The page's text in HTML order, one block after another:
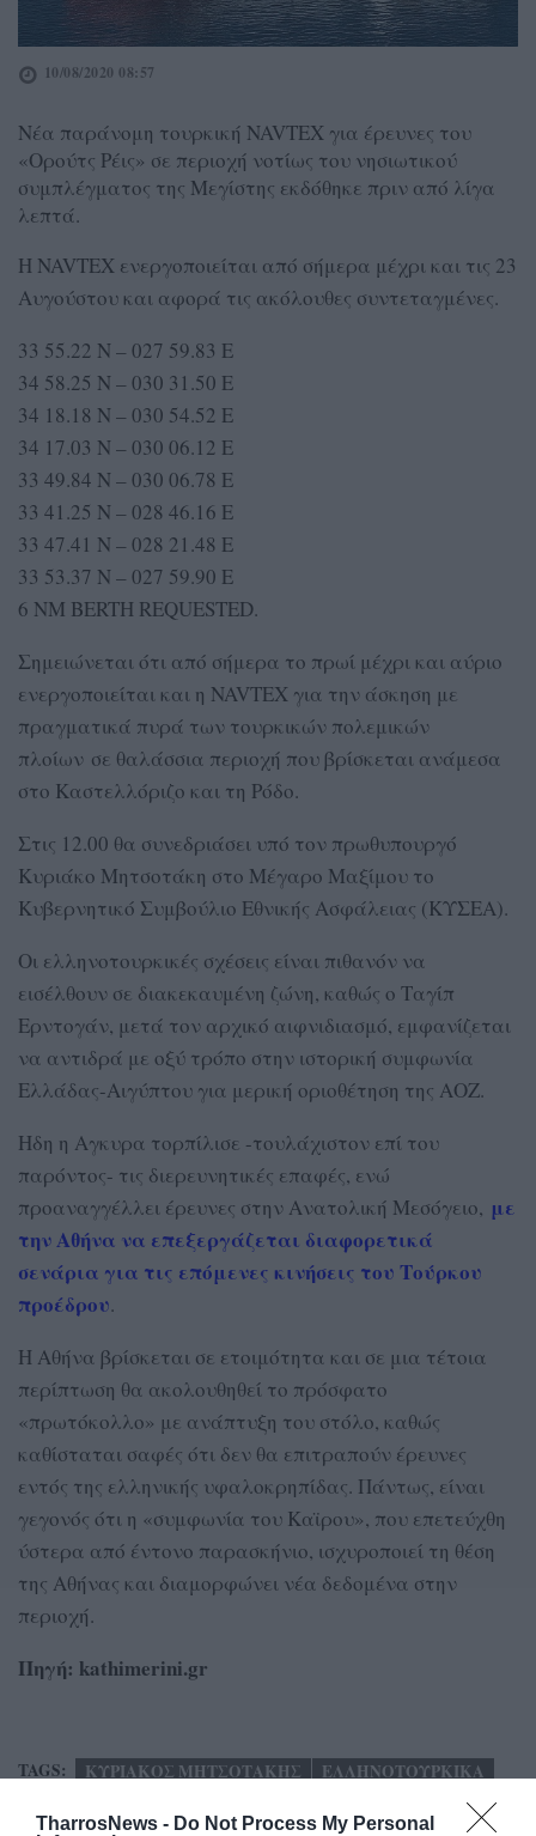
TharrosNews - Do Not Process My Personal
10/08/2020 08:57
Νέα παράνομη τουρκική NAVTEX για έρευνες του
«Ορούτς Ρέις» σε περιοχή νοτίως του νησιωτικού
συμπλέγματος της Μεγίστης εκδόθηκε πριν από λίγα
λεπτά.
H NAVTEX ενεργοποιείται από σήμερα μέχρι και τις 23
Αυγούστου και αφορά τις ακόλουθες συντεταγμένες.
33 55.22 N – 027 59.83 E
34 58.25 N – 030 31.50 E
34 18.18 N – 030 54.52 E
34 17.03 N – 030 06.12 E
33 49.84 N – 030 06.78 E
33 41.25 N – 028 46.16 E
33 47.41 N – 028 21.48 E
33 53.37 N – 027 59.90 E
6 NM BERTH REQUESTED.
Σημειώνεται ότι από σήμερα το πρωί μέχρι και αύριο
ενεργοποιείται και η NAVTEX για την άσκηση με
πραγματικά πυρά των τουρκικών πολεμικών
πλοίων σε θαλάσσια περιοχή που βρίσκεται ανάμεσα
στο Καστελλόριζο και τη Ρόδο.
Στις 12.00 θα συνεδριάσει υπό τον πρωθυπουργό
Κυριάκο Μητσοτάκη στο Μέγαρο Μαξίμου το
Κυβερνητικό Συμβούλιο Εθνικής Ασφάλειας (ΚΥΣΕΑ).
Οι ελληνοτουρκικές σχέσεις είναι πιθανόν να
εισέλθουν σε διακεκαυμένη ζώνη, καθώς ο Ταγίπ
Ερντογάν, μετά τον αρχικό αιφνιδιασμό, εμφανίζεται
να αντιδρά με οξύ τρόπο στην ιστορική συμφωνία
Ελλάδας-Αιγύπτου για μερική οριοθέτηση της ΑΟΖ.
Ηδη η Αγκυρα τορπίλισε -τουλάχιστον επί του
παρόντος- τις διερευνητικές επαφές, ενώ
προαναγγέλλει έρευνες στην Ανατολική Μεσόγειο, με
την Αθήνα να επεξεργάζεται διαφορετικά
σενάρια για τις επόμενες κινήσεις του Τούρκου
προέδρου.
Η Αθήνα βρίσκεται σε ετοιμότητα και σε μια τέτοια
περίπτωση θα ακολουθηθεί το πρόσφατο
«πρωτόκολλο» με ανάπτυξη του στόλο, καθώς
καθίσταται σαφές ότι δεν θα επιτραπούν έρευνες
εντός της ελληνικής υφαλοκρηπίδας. Πάντως, είναι
γεγονός ότι η «συμφωνία του Καϊρου», που επετεύχθη
ύστερα από έντονο παρασκήνιο, ισχυροποιεί τη θέση
της Αθήνας και διαμορφώνει νέα δεδομένα στην
περιοχή.
Πηγή: kathimerini.gr
TAGS: ΚΥΡΙΑΚΟΣ ΜΗΤΣΟΤΑΚΗΣ
ΕΛΛΗΝΟΤΟΥΡΚΙΚΑ